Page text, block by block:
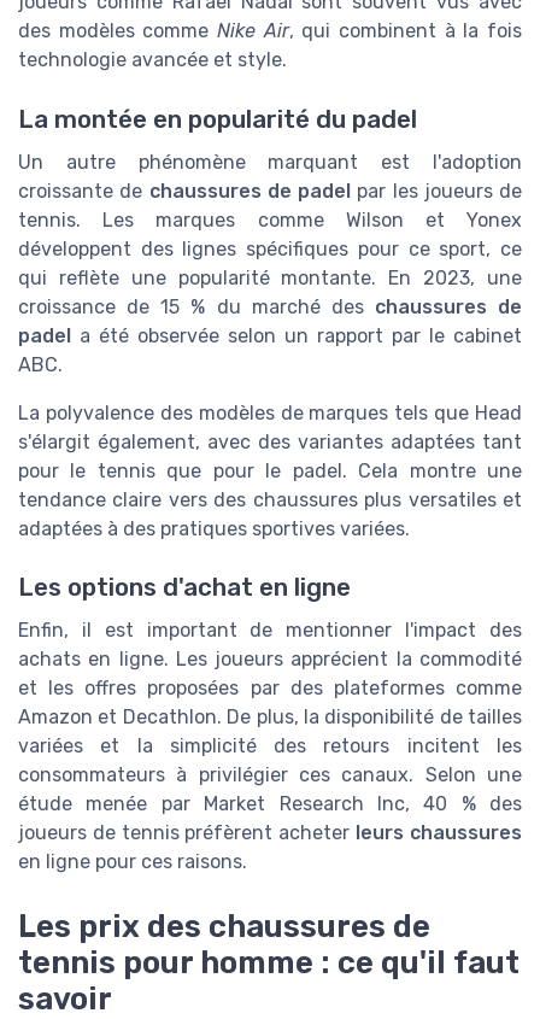
des modèles comme Nike Air, qui combinent à la fois
technologie avancée et style.
La montée en popularité du padel
Un autre phénomène marquant est l'adoption
croissante de chaussures de padel par les joueurs de
tennis. Les marques comme Wilson et Yonex
développent des lignes spécifiques pour ce sport, ce
qui reflète une popularité montante. En 2023, une
croissance de 15 % du marché des chaussures de
padel a été observée selon un rapport par le cabinet
ABC.
La polyvalence des modèles de marques tels que Head
s'élargit également, avec des variantes adaptées tant
pour le tennis que pour le padel. Cela montre une
tendance claire vers des chaussures plus versatiles et
adaptées à des pratiques sportives variées.
Les options d'achat en ligne
Enfin, il est important de mentionner l'impact des
achats en ligne. Les joueurs apprécient la commodité
et les offres proposées par des plateformes comme
Amazon et Decathlon. De plus, la disponibilité de tailles
variées et la simplicité des retours incitent les
consommateurs à privilégier ces canaux. Selon une
étude menée par Market Research Inc, 40 % des
joueurs de tennis préfèrent acheter leurs chaussures
en ligne pour ces raisons.
Les prix des chaussures de
tennis pour homme : ce qu'il faut
savoir